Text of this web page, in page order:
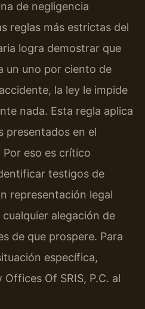
de negligencia
reglas más estrictas del
logra demostrar que
un uno por ciento de
la ley le impide
nada. Esta regla aplica
presentados en el
Por eso es crítico
testigos de
representación legal
alegación de
de que prospere. Para
específica,
Of SRIS, P.C. al